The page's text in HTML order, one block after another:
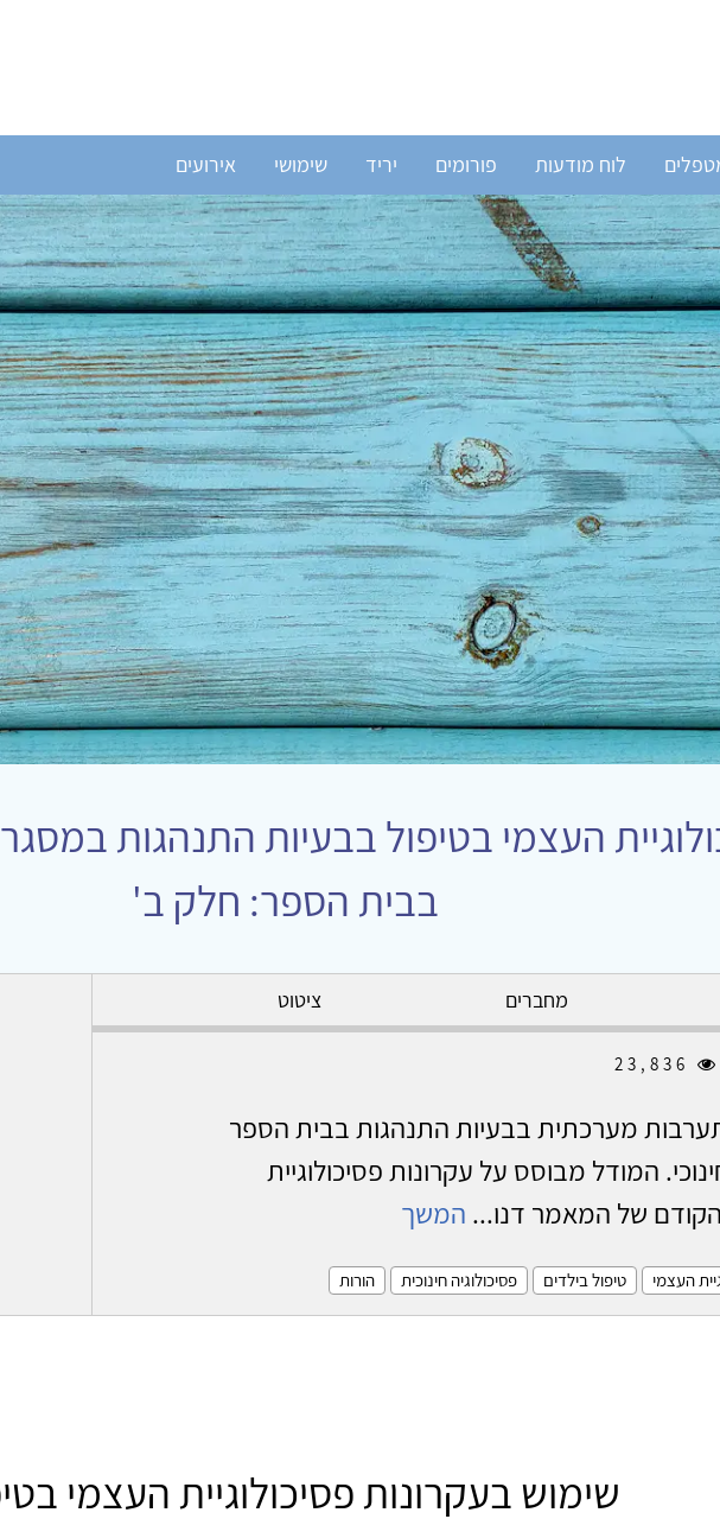
לוח מודעות פורומים יריד שימושי אירועים
העצמי בטיפול בבעיות התנהגות
בבית הספר: חלק ב'
מחברים ציטוט
מערכתית בבעיות התנהגות בבית הספר
המודל מבוסס על עקרונות פסיכולוגיית
של המאמר דנו... המשך
העצמי טיפול בילדים פסיכולוגיה חינוכית הורות
שימוש בעקרונות פסיכולוגיית העצמי